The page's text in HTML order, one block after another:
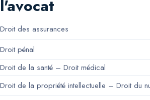
l'avocat
Droit des assurances
Droit pénal
Droit de la santé – Droit médical
Droit de la propriété intellectuelle – Droit du